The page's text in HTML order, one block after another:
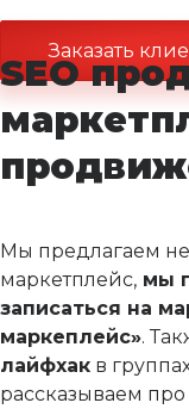
Заказать
SEO
Мы предлагаем
маркетплейс, мы
записаться на
маркеплейс».
лайфхак в
рассказываем